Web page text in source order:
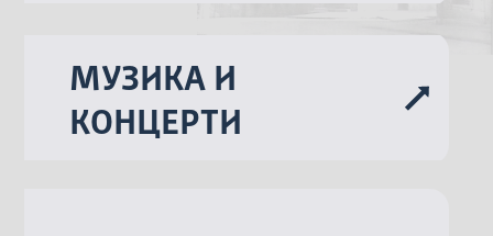
МУЗИКА И
КОНЦЕРТИ